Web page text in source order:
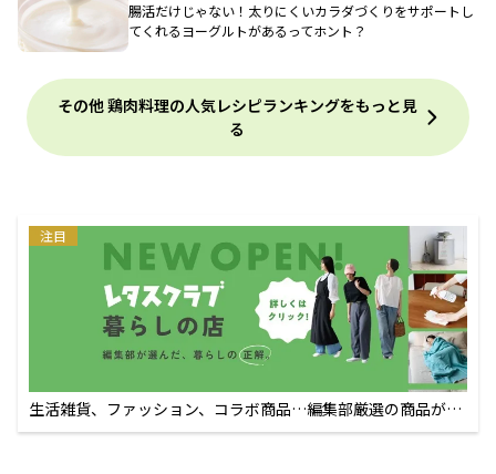
腸活だけじゃない！太りにくいカラダづくりをサポートし
てくれるヨーグルトがあるってホント？
その他 鶏肉料理の人気レシピランキングをもっと見
る
注目
生活雑貨、ファッション、コラボ商品…編集部厳選の商品が買
えるECサイト